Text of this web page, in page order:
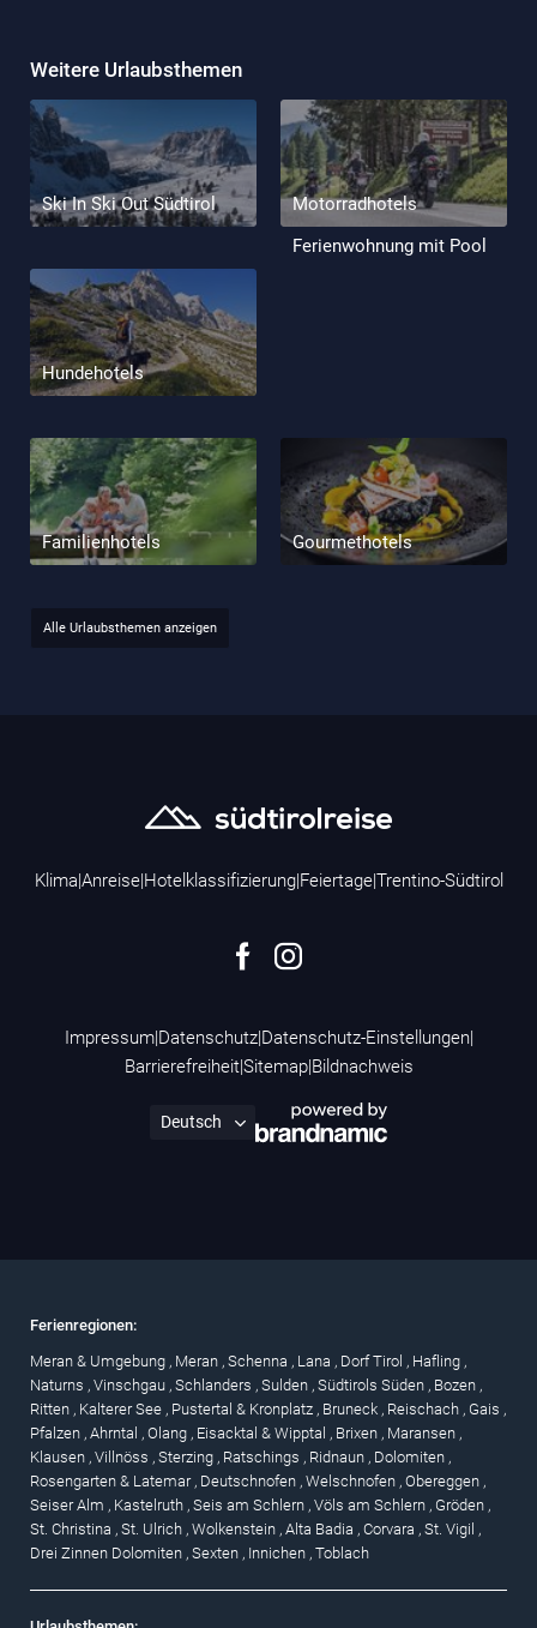
Weitere Urlaubsthemen
Ski In Ski Out Südtirol Motorradhotels
Hundehotels
Ferienwohnung mit Pool
Familienhotels Gourmethotels
Alle Urlaubsthemen anzeigen
Klima|Anreise|Hotelklassifizierung|Feiertage|Trentino-Südtirol
Impressum|Datenschutz|Datenschutz-Einstellungen|
Barrierefreiheit|Sitemap|Bildnachweis
Ferienregionen:
Meran & Umgebung , Meran , Schenna , Lana , Dorf Tirol , Hafling ,
Naturns , Vinschgau , Schlanders , Sulden , Südtirols Süden , Bozen ,
Ritten , Kalterer See , Pustertal & Kronplatz , Bruneck , Reischach , Gais ,
Pfalzen , Ahrntal , Olang , Eisacktal & Wipptal , Brixen , Maransen ,
Klausen , Villnöss , Sterzing , Ratschings , Ridnaun , Dolomiten ,
Rosengarten & Latemar , Deutschnofen , Welschnofen , Obereggen ,
Seiser Alm , Kastelruth , Seis am Schlern , Völs am Schlern , Gröden ,
St. Christina , St. Ulrich , Wolkenstein , Alta Badia , Corvara , St. Vigil ,
Drei Zinnen Dolomiten , Sexten , Innichen , Toblach